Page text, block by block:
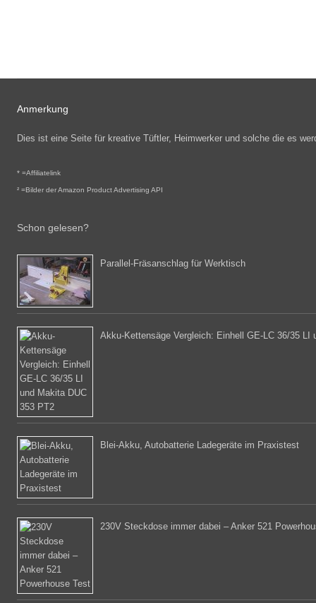
Anmerkung
Dies ist eine Seite für kreative Tüftler, Heimwerker und solche die es
* =Affiliatelink
² =Bilder der Amazon Product Advertising API
Schon gelesen?
Parallel-Fräsanschlag für Werktisch
Akku-Kettensäge Vergleich: Einhell GE-LC 36/35 LI
Blei-Akku, Autobatterie Ladegeräte im Praxistest
230V Steckdose immer dabei – Anker 521